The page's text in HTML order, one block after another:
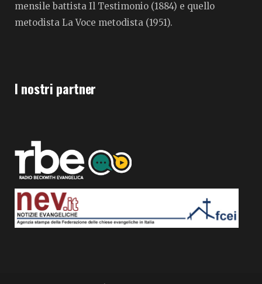
mensile battista Il Testimonio (1884) e quello
metodista La Voce metodista (1951).
I nostri partner